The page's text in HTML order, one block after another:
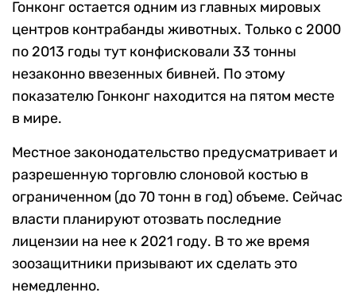
Гонконг остается одним из главных мировых
центров контрабанды животных. Только с 2000
по 2013 годы тут конфисковали 33 тонны
незаконно ввезенных бивней. По этому
показателю Гонконг находится на пятом месте
в мире.
Местное законодательство предусматривает и
разрешенную торговлю слоновой костью в
ограниченном (до 70 тонн в год) объеме. Сейчас
власти планируют отозвать последние
лицензии на нее к 2021 году. В то же время
зоозащитники призывают их сделать это
немедленно.